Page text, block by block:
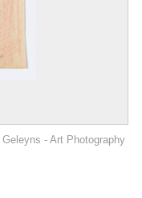
- Art Photography